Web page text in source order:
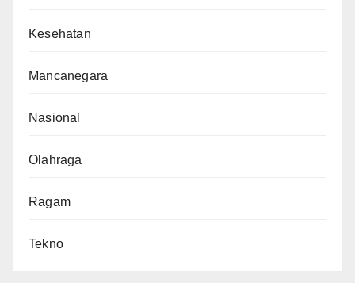
Kesehatan
Mancanegara
Nasional
Olahraga
Ragam
Tekno